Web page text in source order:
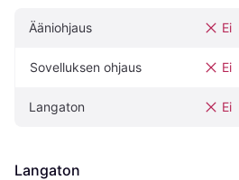
Ääniohjaus Ei
Sovelluksen ohjaus Ei
Langaton Ei
Langaton